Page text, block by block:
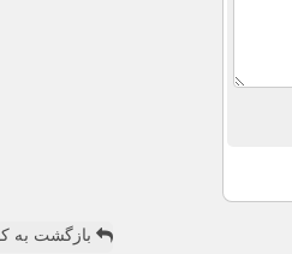
بازگشت به